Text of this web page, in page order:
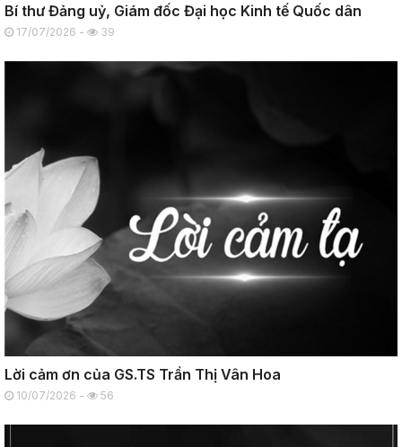
Bí thư Đảng uỷ, Giám đốc Đại học Kinh tế Quốc dân
17/07/2026 - 39
Lời cảm ơn của GS.TS Trần Thị Vân Hoa
10/07/2026 - 56